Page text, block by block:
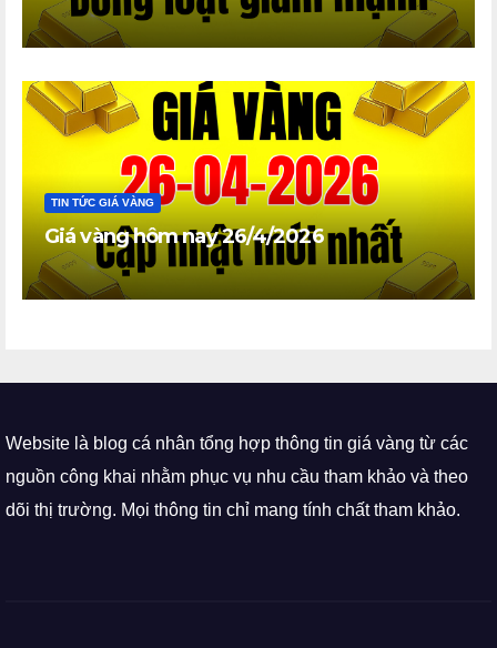
TIN TỨC GIÁ VÀNG
Giá vàng hôm nay 26/4/2026
Website là blog cá nhân tổng hợp thông tin giá vàng từ các
nguồn công khai nhằm phục vụ nhu cầu tham khảo và theo
dõi thị trường. Mọi thông tin chỉ mang tính chất tham khảo.